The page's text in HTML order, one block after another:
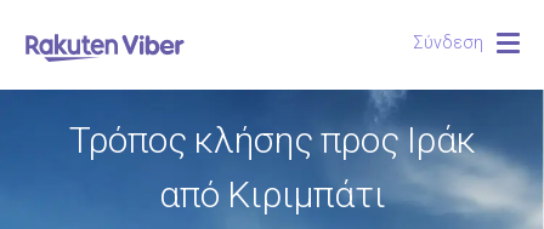
Σύνδεση
Τρόπος κλήσης προς Ιράκ
από Κιριμπάτι